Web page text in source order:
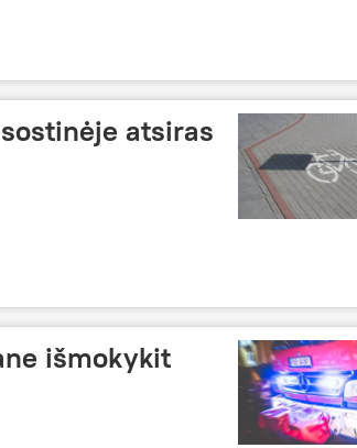
atsiras
išmokykit